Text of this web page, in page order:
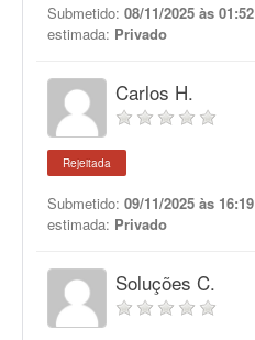
Submetido: 08/11/2025 às 01:52
estimada: Privado
Carlos H.
Rejeitada
Submetido: 09/11/2025 às 16:19
estimada: Privado
Soluções C.